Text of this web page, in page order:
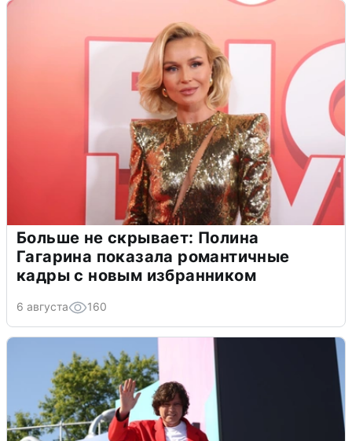
Больше не скрывает: Полина
Гагарина показала романтичные
кадры с новым избранником
6 августа 160